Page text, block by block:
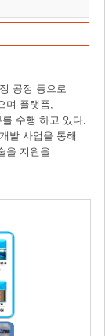
공정 등으로
며 플랫폼,
수행 하고 있다.
발 사업을 통해
을 지원을